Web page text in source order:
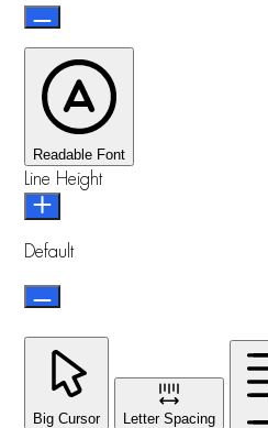
Readable Font
Line Height
Default
Big Cursor Letter Spacing